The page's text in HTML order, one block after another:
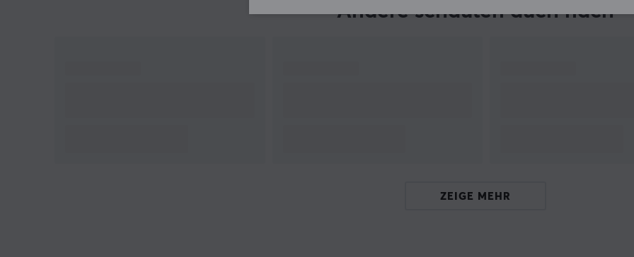
Andere schauten auch nach
ZEIGE MEHR